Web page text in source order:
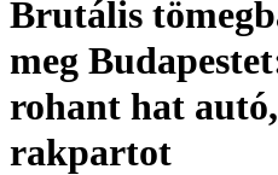
Brutális
meg
rohant hat
rakpartot